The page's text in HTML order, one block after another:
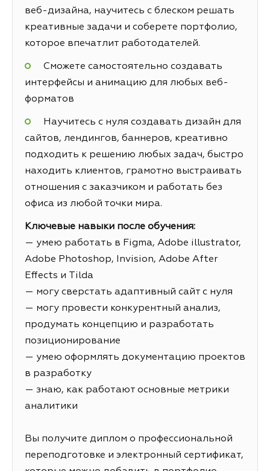
веб-дизайна, научитесь с блеском решать
креативные задачи и соберете портфолио,
которое впечатлит работодателей.
Сможете самостоятельно создавать
интерфейсы и анимацию для любых веб-
форматов
Научитесь с нуля создавать дизайн для
сайтов, лендингов, баннеров, креативно
подходить к решению любых задач, быстро
находить клиентов, грамотно выстраивать
отношения с заказчиком и работать без
офиса из любой точки мира.
Ключевые навыки после обучения:
— умею работать в Figma, Adobe illustrator,
Adobe Photoshop, Invision, Adobe After
Effects и Tilda
— могу сверстать адаптивный сайт с нуля
— могу провести конкурентный анализ,
продумать концепцию и разработать
позиционирование
— умею оформлять документацию проектов
в разработку
— знаю, как работают основные метрики
аналитики
Вы получите диплом о профессиональной
переподготовке и электронный сертификат,